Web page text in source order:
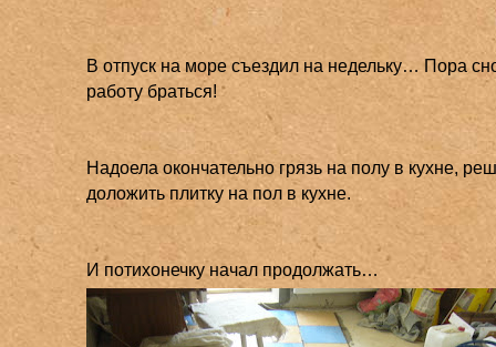
В отпуск на море съездил на недельку… Пора
работу браться!
Надоела окончательно грязь на полу в кухне,
доложить плитку на пол в кухне.
И потихонечку начал продолжать…